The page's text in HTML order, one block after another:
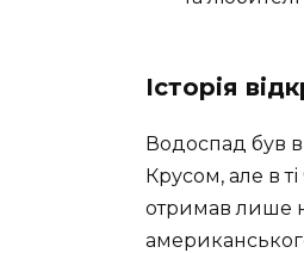
Історія
Водоспад був
Крусом, але в
отримав лише